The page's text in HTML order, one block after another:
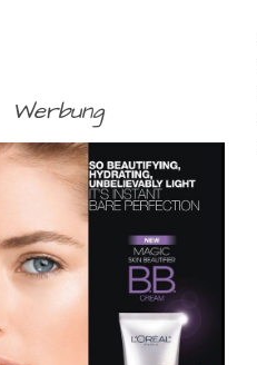
Werbung